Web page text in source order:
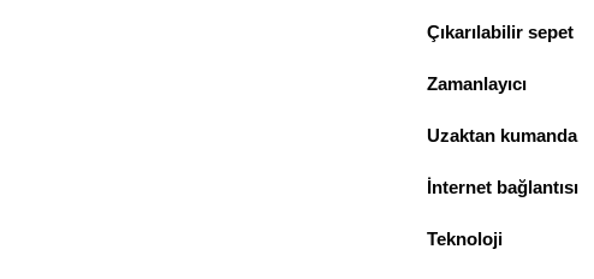
Çıkarılabilir sepet
Zamanlayıcı
Uzaktan kumanda
İnternet bağlantısı
Teknoloji